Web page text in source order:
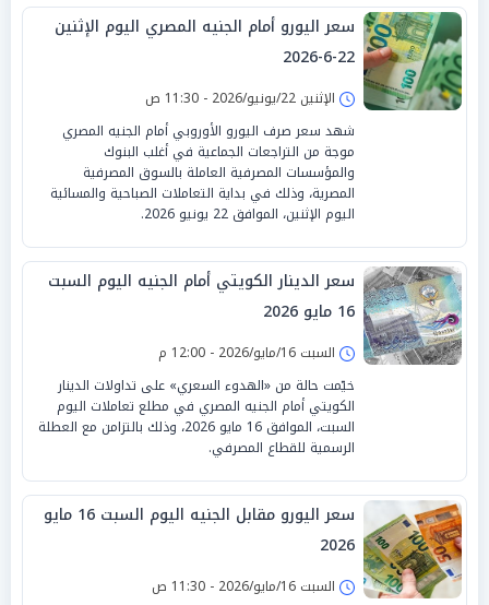
سعر اليورو أمام الجنيه المصري اليوم الإثنين
22-6-2026
الإثنين 22/يونيو/2026 - 11:30 ص
شهد سعر صرف اليورو الأوروبي أمام الجنيه المصري
موجة من التراجعات الجماعية في أغلب البنوك
والمؤسسات المصرفية العاملة بالسوق المصرفية
المصرية، وذلك في بداية التعاملات الصباحية والمسائية
اليوم الإثنين، الموافق 22 يونيو 2026.
سعر الدينار الكويتي أمام الجنيه اليوم السبت
16 مايو 2026
السبت 16/مايو/2026 - 12:00 م
خيّمت حالة من «الهدوء السعري» على تداولات الدينار
الكويتي أمام الجنيه المصري في مطلع تعاملات اليوم
السبت، الموافق 16 مايو 2026، وذلك بالتزامن مع العطلة
الرسمية للقطاع المصرفي.
سعر اليورو مقابل الجنيه اليوم السبت 16 مايو
2026
السبت 16/مايو/2026 - 11:30 ص